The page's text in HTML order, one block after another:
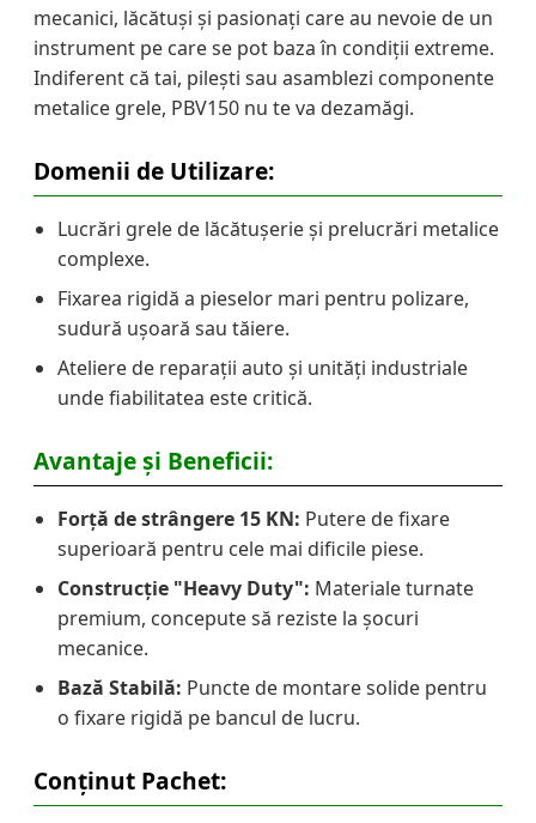
mecanici, lăcătuși și pasionați care au nevoie de un
instrument pe care se pot baza în condiții extreme.
Indiferent că tai, pilești sau asamblezi componente
metalice grele, PBV150 nu te va dezamăgi.
Domenii de Utilizare:
Lucrări grele de lăcătușerie și prelucrări metalice
complexe.
Fixarea rigidă a pieselor mari pentru polizare,
sudură ușoară sau tăiere.
Ateliere de reparații auto și unități industriale
unde fiabilitatea este critică.
Avantaje și Beneficii:
Forță de strângere 15 KN: Putere de fixare
superioară pentru cele mai dificile piese.
Construcție "Heavy Duty": Materiale turnate
premium, concepute să reziste la șocuri
mecanice.
Bază Stabilă: Puncte de montare solide pentru
o fixare rigidă pe bancul de lucru.
Conținut Pachet: